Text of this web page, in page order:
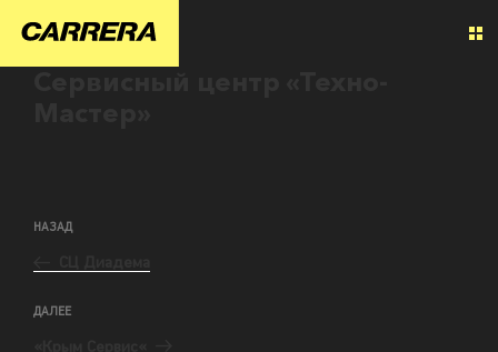
НАЗАД
ДАЛЕЕ